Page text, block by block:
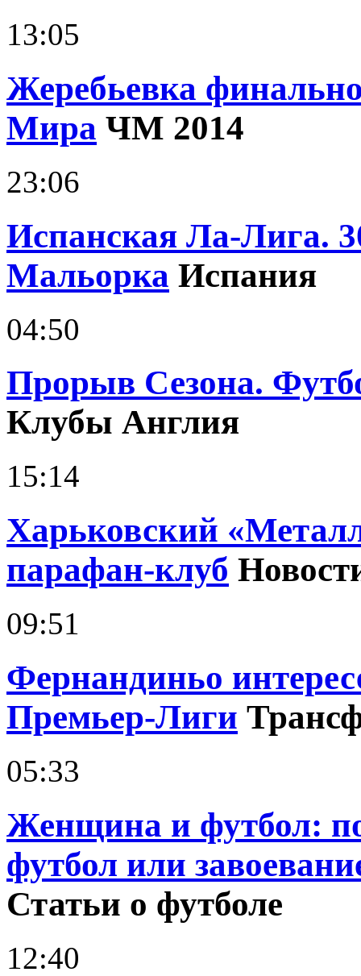
13:05
Жеребьевка
Мира ЧМ 2014
23:06
Испанская Ла-Лига.
Мальорка Испания
04:50
Прорыв Сезона.
Клубы Англия
15:14
Харьковский
парафан-клуб
09:51
Фернандиньо
Премьер-Лиги
05:33
Женщина и футбол:
футбол или
Статьи о футболе
12:40